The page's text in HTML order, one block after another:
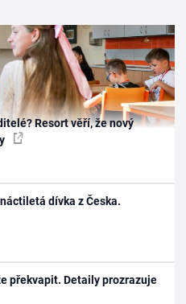
Resort věří, že nový
dívka z Česka.
překvapit. Detaily prozrazuje